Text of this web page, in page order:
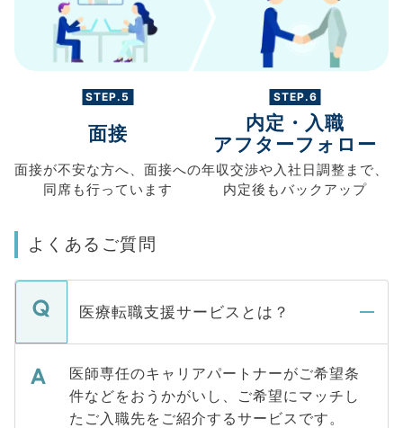
STEP.5
面接
面接が不安な方へ、 面接への
同席も行っています
STEP.6
内定・入職
アフターフォロー
年収交渉や入社日調整まで、
内定後もバックアップ
よくあるご質問
医療転職支援サービスとは？
医師専任のキャリアパートナーがご希望条
件などをおうかがいし、ご希望にマッチし
たご入職先をご紹介するサービスです。